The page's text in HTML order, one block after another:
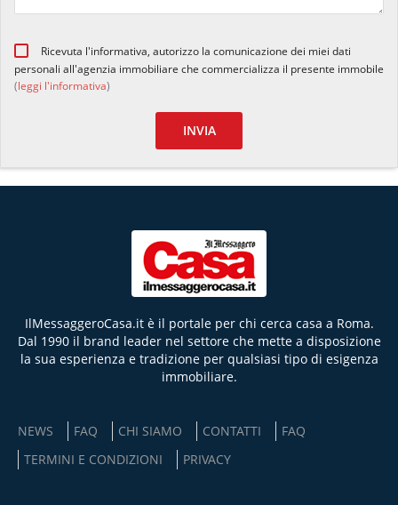
Ricevuta l'informativa, autorizzo la comunicazione dei miei dati
personali all'agenzia immobiliare che commercializza il presente immobile
(leggi l'informativa)
INVIA
IlMessaggeroCasa.it è il portale per chi cerca casa a Roma.
Dal 1990 il brand leader nel settore che mette a disposizione
la sua esperienza e tradizione per qualsiasi tipo di esigenza
immobiliare.
NEWS FAQ CHI SIAMO CONTATTI
FAQ
TERMINI E CONDIZIONI
PRIVACY